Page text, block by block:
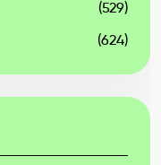
(529)
(624)